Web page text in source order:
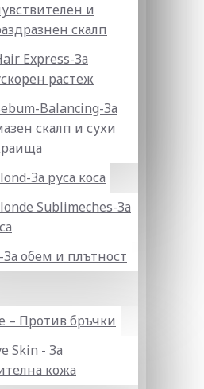
и
скалп
Express-За
растеж
Balancing-За
скалп и сухи
За руса коса
Sublіmeches-За
обем и плътност
– Против бръчки
Skin - За
кожа